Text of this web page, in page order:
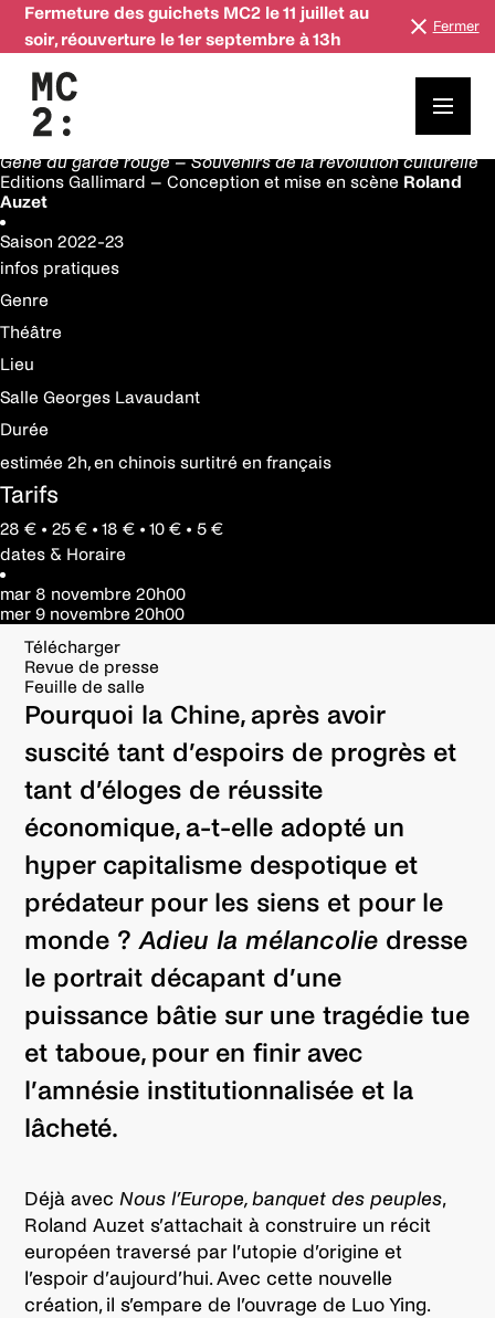
Fermeture des guichets MC2 le 11 juillet au
soir, réouverture le 1er septembre à 13h
Fermer
Saison 2022-23
Adieu la mélancolie
Librement adapté du « poème document » de
Gène du garde rouge – Souvenirs de la révolution culturelle
Editions Gallimard – Conception et mise en scène Roland
Auzet
Saison 2022-23
infos pratiques
Genre
Théâtre
Lieu
Salle Georges Lavaudant
Durée
estimée 2h, en chinois surtitré en français
Tarifs
28 € • 25 € • 18 € • 10 € • 5 €
dates & Horaire
mar 8 novembre 20h00
mer 9 novembre 20h00
Télécharger
Revue de presse
Feuille de salle
Pourquoi la Chine, après avoir
suscité tant d’espoirs de progrès et
tant d’éloges de réussite
économique, a-t-elle adopté un
hyper capitalisme despotique et
prédateur pour les siens et pour le
monde ?Adieu la mélancolie dresse
le portrait décapant d’une
puissance bâtie sur une tragédie tue
et taboue, pour en finir avec
l’amnésie institutionnalisée et la
lâcheté.
Déjà avecNous l’Europe, banquet des peuples,
Roland Auzet s’attachait à construire un récit
européen traversé par l’utopie d’origine et
l’espoir d’aujourd’hui. Avec cette nouvelle
création, il s’empare de l’ouvrage de Luo Ying.